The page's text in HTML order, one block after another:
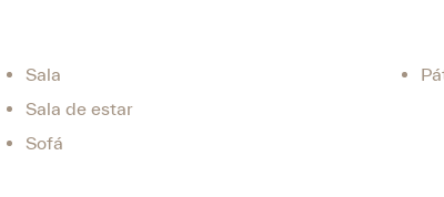
Sala
Sala de estar
Sofá